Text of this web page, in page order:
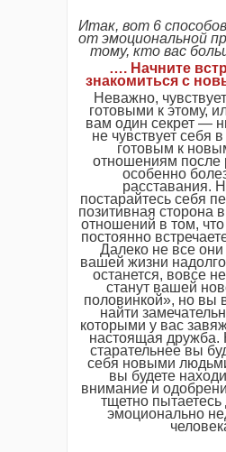
Итак, вот 6
от эмоциональной
тому, кто вас
…. Начните
знакомиться с
Неважно,
готовыми к этому,
вам один секрет —
не чувствует себя
готовым к
отношениям после
особенно
расставания.
постарайтесь себя
позитивная сторона
отношений в том,
постоянно
Далеко не все они
вашей жизни
останется, вовсе
станут вашей
половинкой», но вы
найти
которыми у вас
настоящая дружба.
старательнее вы
себя новыми
вы будете
внимание и
тщетно пытаетесь
эмоционально